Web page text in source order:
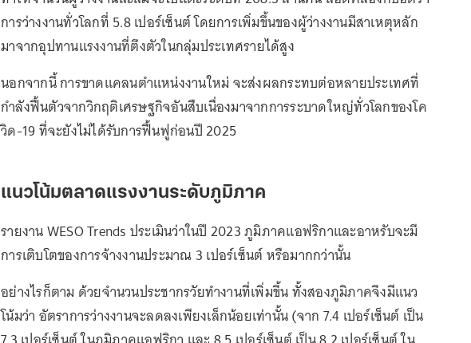
การว่างงานทั่วโลกที่ 5.8 เปอร์เซ็นต์ โดยการเพิ่มขึ้นของผู้ว่างงานมีสาเหตุหลัก
มาจากอุปทานแรงงานที่ตึงตัวในกลุ่มประเทศรายได้สูง
นอกจากนี้ การขาดแคลนตำแหน่งงานใหม่ จะส่งผลกระทบต่อหลายประเทศที่
กำลังฟื้นตัวจากวิกฤติเศรษฐกิจอันสืบเนื่องมาจากการระบาดใหญ่ทั่วโลกของโค
วิด-19 ที่จะยังไม่ได้รับการฟื้นฟูก่อนปี 2025
แนวโน้มตลาดแรงงานระดับภูมิภาค
รายงาน WESO Trends ประเมินว่าในปี 2023 ภูมิภาคแอฟริกาและอาหรับจะมี
การเติบโตของการจ้างงานประมาณ 3 เปอร์เซ็นต์ หรือมากกว่านั้น
อย่างไรก็ตาม ด้วยจำนวนประชากรวัยทำงานที่เพิ่มขึ้น ทั้งสองภูมิภาคจึงมีแนว
โน้มว่า อัตราการว่างงานจะลดลงเพียงเล็กน้อยเท่านั้น (จาก 7.4 เปอร์เซ็นต์ เป็น